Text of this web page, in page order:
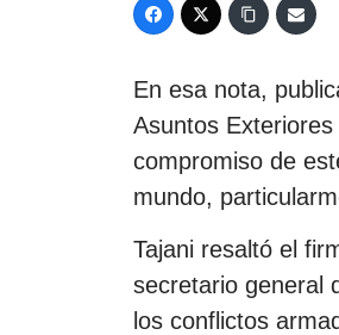
En esa nota,
Asuntos
compromiso de
mundo,
Tajani resaltó el
secretario general
los conflictos